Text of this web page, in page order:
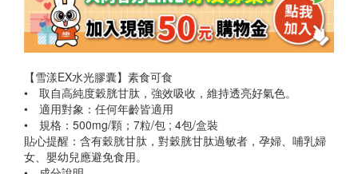
【雪漾EX水光膠囊】素食可食
• 取自高純度穀胱甘肽，強效吸收，維持透亮好氣色。
• 適用對象：任何年齡皆適用
• 規格：500mg/顆；7粒/包 ; 4包/盒裝
貼心提醒：含有穀胱甘肽，對穀胱甘肽過敏者，孕婦、哺乳婦
女、嬰幼兒應避免食用。